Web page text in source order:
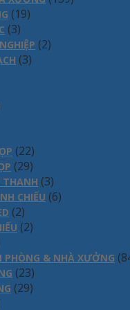
(19)
(3)
(2)
(3)
(22)
(29)
THANH (3)
CHIẾU (6)
(2)
(2)
PHÒNG & NHÀ XƯỞNG
(23)
(29)